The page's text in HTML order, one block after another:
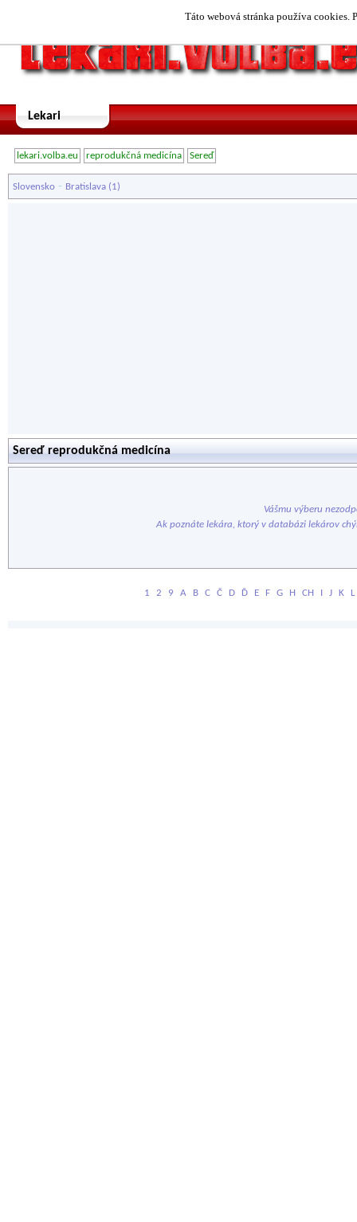
Táto webová stránka používa cookies.
Lekari
lekari.volba.eu reprodukčná medicína Sereď
Slovensko - Bratislava (1)
Sereď reprodukčná medicína
Vášmu výberu
Ak poznáte lekára, ktorý v databázi lekárov
1 2 9 A B C Č D Ď E F G H CH I J K L